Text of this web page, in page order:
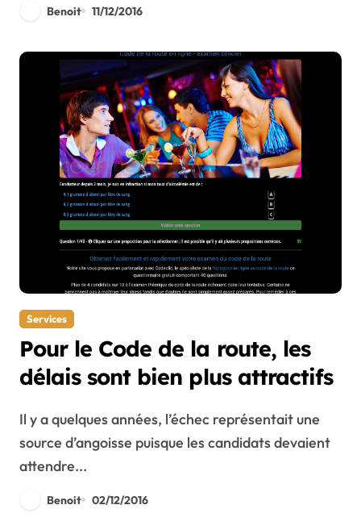
Benoit 11/12/2016
Services
Pour le Code de la route, les
délais sont bien plus attractifs
Il y a quelques années, l’échec représentait une
source d’angoisse puisque les candidats devaient
attendre...
Benoit 02/12/2016